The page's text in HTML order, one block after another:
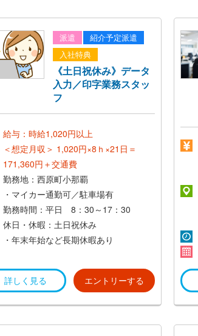
派遣
紹介予定派遣
入社特典
《土日祝休み》データ
入力／印字業務スタッ
フ
給与：時給1,020円以上
＜想定月収＞ 1,020円×8ｈ×21日＝
171,360円＋交通費
勤務地：西原町小那覇
・マイカー通勤可／駐車場有
勤務時間：平日 8：30～17：30
休日・休暇：土日祝休み
・年末年始など長期休暇あり
詳しく見る エントリーする